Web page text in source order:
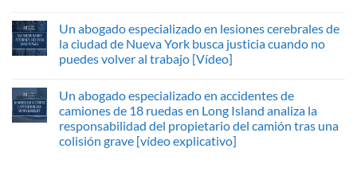
Un abogado especializado en lesiones cerebrales de
la ciudad de Nueva York busca justicia cuando no
puedes volver al trabajo [Vídeo]
Un abogado especializado en accidentes de
camiones de 18 ruedas en Long Island analiza la
responsabilidad del propietario del camión tras una
colisión grave [vídeo explicativo]